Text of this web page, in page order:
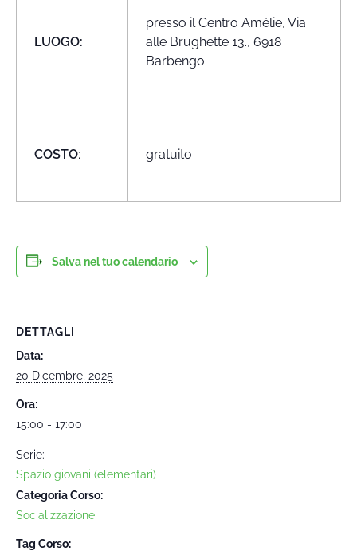
LUOGO:
presso il Centro Amélie, Via
alle Brughette 13., 6918
Barbengo
COSTO: gratuito
Salva nel tuo calendario
DETTAGLI
Data:
20 Dicembre, 2025
Ora:
15:00 - 17:00
Serie:
Spazio giovani (elementari)
Categoria Corso:
Socializzazione
Tag Corso: